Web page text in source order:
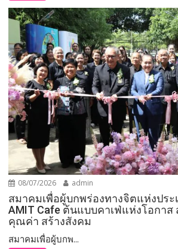
08/07/2026 admin
สมาคมเพื่อผู้บกพร่องทางจิตแห่งประ
AMIT Cafe ต้นแบบคาเฟ่แห่งโอกาส
คุณค่า สร้างสังคม
สมาคมเพื่อผู้บกพ...